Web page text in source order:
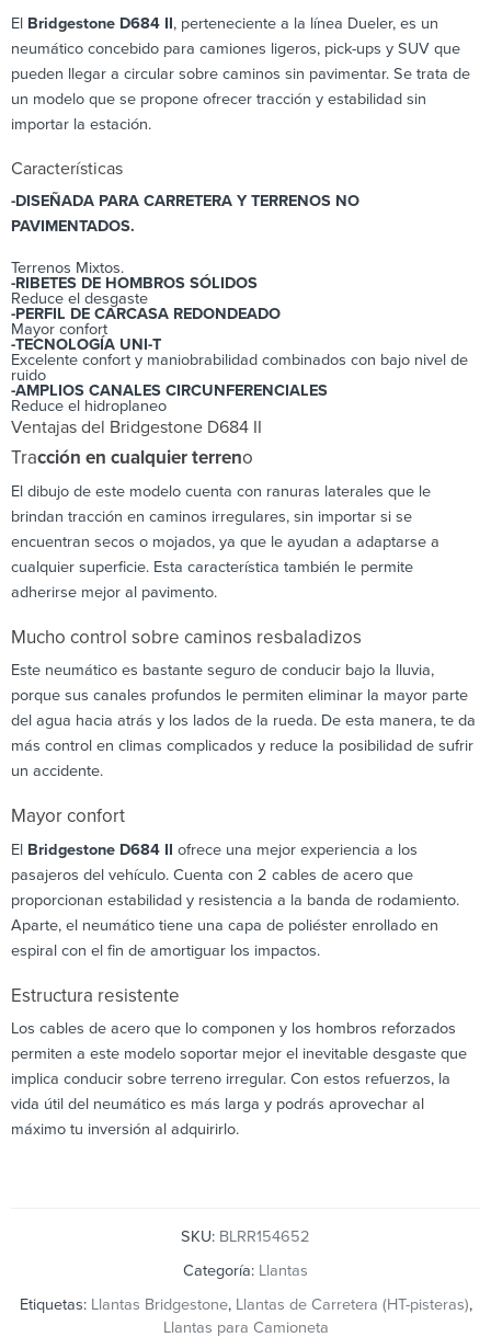
El Bridgestone D684 II, perteneciente a la línea Dueler, es un
neumático concebido para camiones ligeros, pick-ups y SUV que
pueden llegar a circular sobre caminos sin pavimentar. Se trata de
un modelo que se propone ofrecer tracción y estabilidad sin
importar la estación.
Características
-DISEÑADA PARA CARRETERA Y TERRENOS NO
PAVIMENTADOS.
Terrenos Mixtos.
-RIBETES DE HOMBROS SÓLIDOS
Reduce el desgaste
-PERFIL DE CARCASA REDONDEADO
Mayor confort
-TECNOLOGÍA UNI-T
Excelente confort y maniobrabilidad combinados con bajo nivel de
ruido
-AMPLIOS CANALES CIRCUNFERENCIALES
Reduce el hidroplaneo
Ventajas del Bridgestone D684 II
Tracción en cualquier terreno
El dibujo de este modelo cuenta con ranuras laterales que le
brindan tracción en caminos irregulares, sin importar si se
encuentran secos o mojados, ya que le ayudan a adaptarse a
cualquier superficie. Esta característica también le permite
adherirse mejor al pavimento.
Mucho control sobre caminos resbaladizos
Este neumático es bastante seguro de conducir bajo la lluvia,
porque sus canales profundos le permiten eliminar la mayor parte
del agua hacia atrás y los lados de la rueda. De esta manera, te da
más control en climas complicados y reduce la posibilidad de sufrir
un accidente.
Mayor confort
El Bridgestone D684 II ofrece una mejor experiencia a los
pasajeros del vehículo. Cuenta con 2 cables de acero que
proporcionan estabilidad y resistencia a la banda de rodamiento.
Aparte, el neumático tiene una capa de poliéster enrollado en
espiral con el fin de amortiguar los impactos.
Estructura resistente
Los cables de acero que lo componen y los hombros reforzados
permiten a este modelo soportar mejor el inevitable desgaste que
implica conducir sobre terreno irregular. Con estos refuerzos, la
vida útil del neumático es más larga y podrás aprovechar al
máximo tu inversión al adquirirlo.
SKU: BLRR154652
Categoría: Llantas
Etiquetas: Llantas Bridgestone, Llantas de Carretera (HT-pisteras),
Llantas para Camioneta